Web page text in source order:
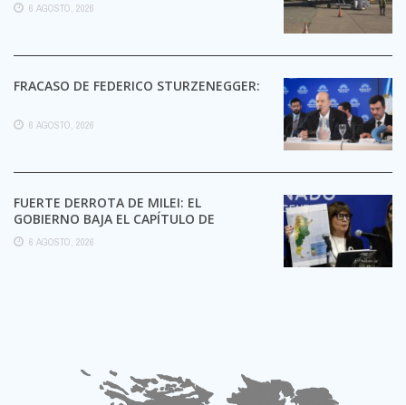
6 AGOSTO, 2026
FRACASO DE FEDERICO STURZENEGGER:
6 AGOSTO, 2026
FUERTE DERROTA DE MILEI: EL
GOBIERNO BAJA EL CAPÍTULO DE
EXTRANJERIZACIÓN DE TIERRAS
6 AGOSTO, 2026